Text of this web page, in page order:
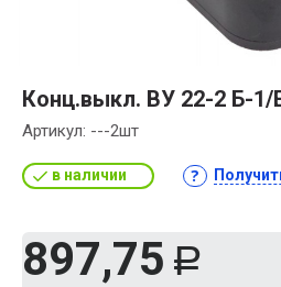
Конц.выкл. ВУ 22-2 Б-1/
Артикул: ---2шт
в наличии
897,75 Р